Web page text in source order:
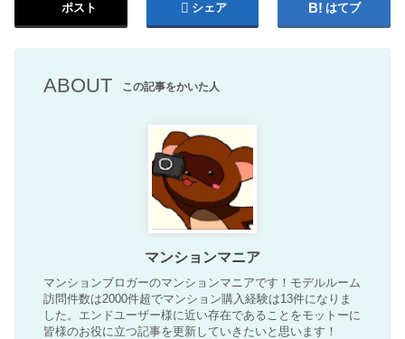
ポスト シェア はてブ
ABOUT この記事をかいた人
マンションマニア
マンションブロガーのマンションマニアです！モデルルーム
訪問件数は2000件超でマンション購入経験は13件になりま
した。エンドユーザー様に近い存在であることをモットーに
皆様のお役に立つ記事を更新していきたいと思います！